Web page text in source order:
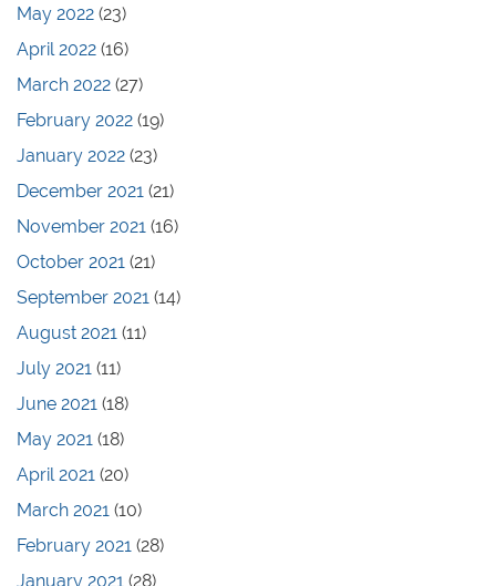
May 2022 (23)
April 2022 (16)
March 2022 (27)
February 2022 (19)
January 2022 (23)
December 2021 (21)
November 2021 (16)
October 2021 (21)
September 2021 (14)
August 2021 (11)
July 2021 (11)
June 2021 (18)
May 2021 (18)
April 2021 (20)
March 2021 (10)
February 2021 (28)
January 2021 (28)